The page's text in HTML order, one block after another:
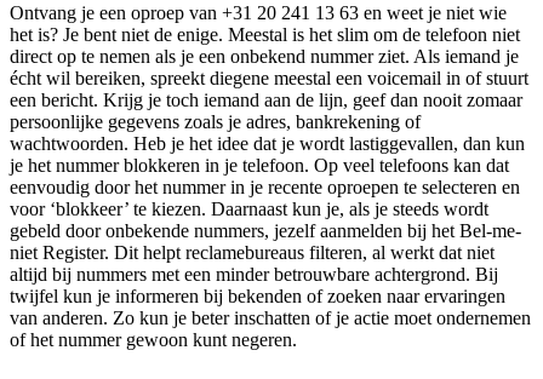
Ontvang je een oproep van +31 20 241 13 63 en weet je niet wie
het is? Je bent niet de enige. Meestal is het slim om de telefoon niet
direct op te nemen als je een onbekend nummer ziet. Als iemand je
écht wil bereiken, spreekt diegene meestal een voicemail in of stuurt
een bericht. Krijg je toch iemand aan de lijn, geef dan nooit zomaar
persoonlijke gegevens zoals je adres, bankrekening of
wachtwoorden. Heb je het idee dat je wordt lastiggevallen, dan kun
je het nummer blokkeren in je telefoon. Op veel telefoons kan dat
eenvoudig door het nummer in je recente oproepen te selecteren en
voor ‘blokkeer’ te kiezen. Daarnaast kun je, als je steeds wordt
gebeld door onbekende nummers, jezelf aanmelden bij het Bel-me-
niet Register. Dit helpt reclamebureaus filteren, al werkt dat niet
altijd bij nummers met een minder betrouwbare achtergrond. Bij
twijfel kun je informeren bij bekenden of zoeken naar ervaringen
van anderen. Zo kun je beter inschatten of je actie moet ondernemen
of het nummer gewoon kunt negeren.